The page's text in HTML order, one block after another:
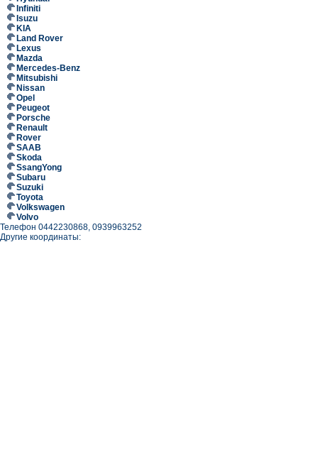
Infiniti
Isuzu
KIA
Land Rover
Lexus
Mazda
Mercedes-Benz
Mitsubishi
Nissan
Opel
Peugeot
Porsche
Renault
Rover
SAAB
Skoda
SsangYong
Subaru
Suzuki
Toyota
Volkswagen
Volvo
Телефон 0442230868, 0939963252
Другие координаты: